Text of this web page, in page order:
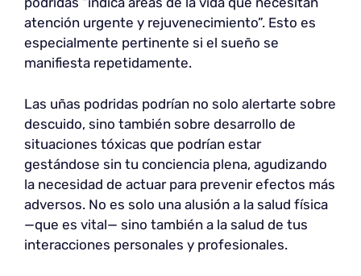
atención urgente y rejuvenecimiento”. Esto es
especialmente pertinente si el sueño se
manifiesta repetidamente.
Las uñas podridas podrían no solo alertarte sobre
descuido, sino también sobre desarrollo de
situaciones tóxicas que podrían estar
gestándose sin tu conciencia plena, agudizando
la necesidad de actuar para prevenir efectos más
adversos. No es solo una alusión a la salud física
—que es vital— sino también a la salud de tus
interacciones personales y profesionales.